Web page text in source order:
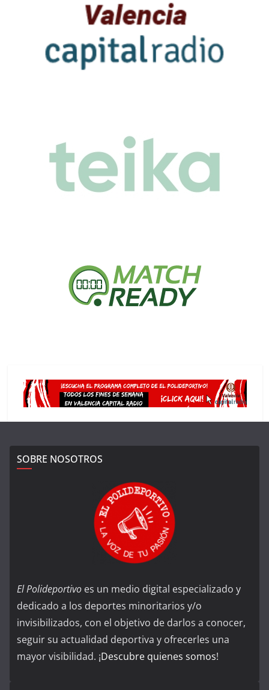
SOBRE NOSOTROS
El Polideportivo es un medio digital especializado y
dedicado a los deportes minoritarios y/o
invisibilizados, con el objetivo de darlos a conocer,
seguir su actualidad deportiva y ofrecerles una
mayor visibilidad. ¡Descubre quienes somos!